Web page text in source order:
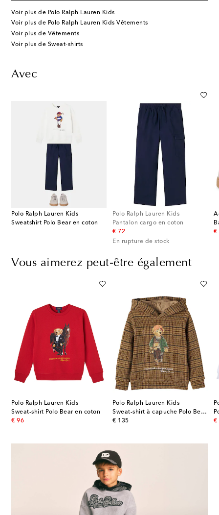
Voir plus de Polo Ralph Lauren Kids
Voir plus de Polo Ralph Lauren Kids Vêtements
Voir plus de Vêtements
Voir plus de Sweat-shirts
Avec
Polo Ralph Lauren Kids
Sweatshirt Polo Bear en coton
Polo Ralph Lauren Kids
Pantalon cargo en coton
€ 72
original price
En rupture de stock
€
Vous aimerez peut-être également
Polo Ralph Lauren Kids
Sweat-shirt Polo Bear en coton
€ 96
original price
Polo Ralph Lauren Kids
Sweat-shirt à capuche Polo Bear en coton mélangé
€ 135
original price €